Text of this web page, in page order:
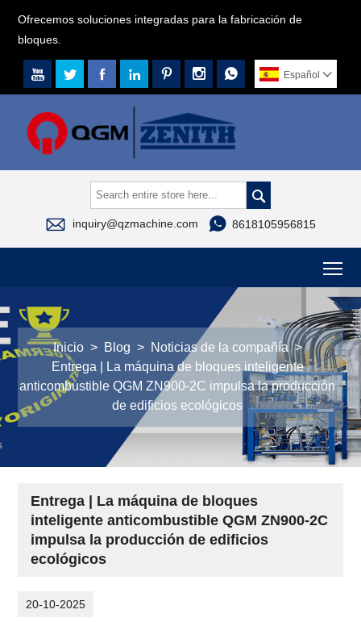
Ofrecemos soluciones integradas para la fabricación de
bloques.
       Español 

 inquiry@qzmachine.com  8618105956815
Inicio > Blog > Noticias de la compañía >
Entrega | La máquina de bloques inteligente
anticombustible QGM ZN900-2C impulsa la producción
de edificios ecológicos
Entrega | La máquina de bloques
inteligente anticombustible QGM ZN900-2C
impulsa la producción de edificios
ecológicos
20-10-2025